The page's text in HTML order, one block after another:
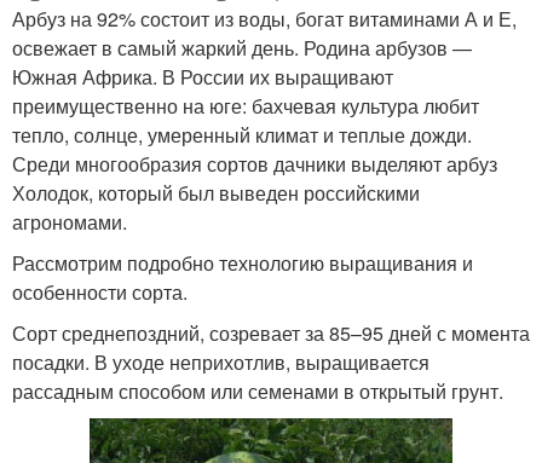
Арбуз на 92% состоит из воды, богат витаминами А и Е,
освежает в самый жаркий день. Родина арбузов —
Южная Африка. В России их выращивают
преимущественно на юге: бахчевая культура любит
тепло, солнце, умеренный климат и теплые дожди.
Среди многообразия сортов дачники выделяют арбуз
Холодок, который был выведен российскими
агрономами.
Рассмотрим подробно технологию выращивания и
особенности сорта.
Сорт среднепоздний, созревает за 85–95 дней с момента
посадки. В уходе неприхотлив, выращивается
рассадным способом или семенами в открытый грунт.